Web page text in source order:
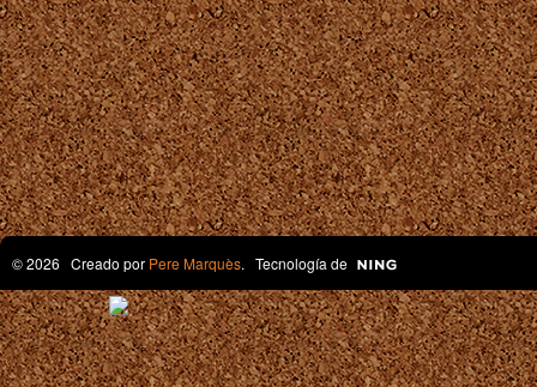
© 2026 Creado por Pere Marquès. Tecnología de